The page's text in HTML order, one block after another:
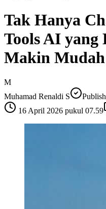
Tak Hanya
Tools AI
Makin Mudah
M
Muhamad Renaldi S
16 April 2026 pukul 07.59